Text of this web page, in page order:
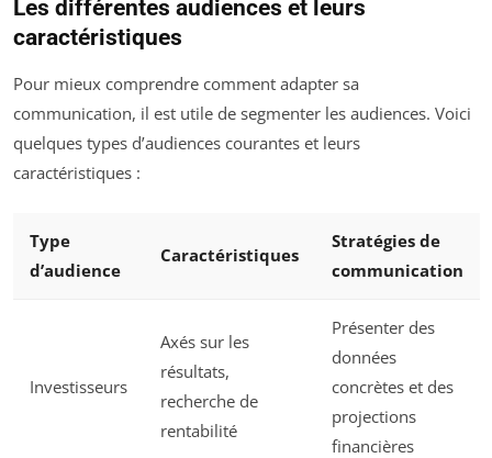
Les différentes audiences et leurs
caractéristiques
Pour mieux comprendre comment adapter sa
communication, il est utile de segmenter les audiences. Voici
quelques types d’audiences courantes et leurs
caractéristiques :
Type
d’audience
Caractéristiques
Stratégies de
communication
Investisseurs
Axés sur les
résultats,
recherche de
rentabilité
Présenter des
données
concrètes et des
projections
financières